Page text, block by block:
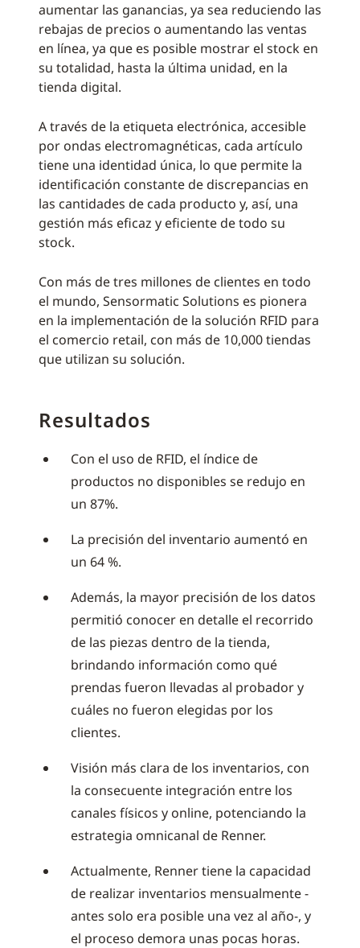
aumentar las ganancias, ya sea reduciendo las
rebajas de precios o aumentando las ventas
en línea, ya que es posible mostrar el stock en
su totalidad, hasta la última unidad, en la
tienda digital.
A través de la etiqueta electrónica, accesible
por ondas electromagnéticas, cada artículo
tiene una identidad única, lo que permite la
identificación constante de discrepancias en
las cantidades de cada producto y, así, una
gestión más eficaz y eficiente de todo su
stock.
Con más de tres millones de clientes en todo
el mundo, Sensormatic Solutions es pionera
en la implementación de la solución RFID para
el comercio retail, con más de 10,000 tiendas
que utilizan su solución.
Resultados
Con el uso de RFID, el índice de
productos no disponibles se redujo en
un 87%.
La precisión del inventario aumentó en
un 64 %.
Además, la mayor precisión de los datos
permitió conocer en detalle el recorrido
de las piezas dentro de la tienda,
brindando información como qué
prendas fueron llevadas al probador y
cuáles no fueron elegidas por los
clientes.
Visión más clara de los inventarios, con
la consecuente integración entre los
canales físicos y online, potenciando la
estrategia omnicanal de Renner.
Actualmente, Renner tiene la capacidad
de realizar inventarios mensualmente -
antes solo era posible una vez al año-, y
el proceso demora unas pocas horas.